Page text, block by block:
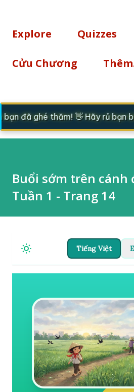
Explore Quizzes
Cửu Chương
đã ghé thăm! 👋 Hãy rủ bạn bè
Buổi sớm trên cánh
Tuần 1 - Trang 14
Tiếng Việt